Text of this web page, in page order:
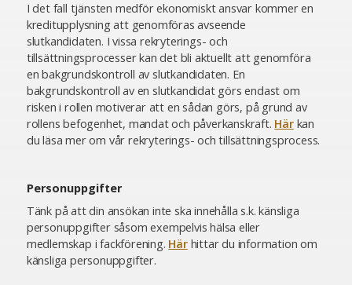
I det fall tjänsten medför ekonomiskt ansvar kommer en
kreditupplysning att genomföras avseende
slutkandidaten. I vissa rekryterings- och
tillsättningsprocesser kan det bli aktuellt att genomföra
en bakgrundskontroll av slutkandidaten. En
bakgrundskontroll av en slutkandidat görs endast om
risken i rollen motiverar att en sådan görs, på grund av
rollens befogenhet, mandat och påverkanskraft. Härkan
du läsa mer om vår rekryterings- och tillsättningsprocess.
Personuppgifter
Tänk på att din ansökan inte ska innehålla s.k. känsliga
personuppgifter såsom exempelvis hälsa eller
medlemskap i fackförening. Härhittar du information om
känsliga personuppgifter.